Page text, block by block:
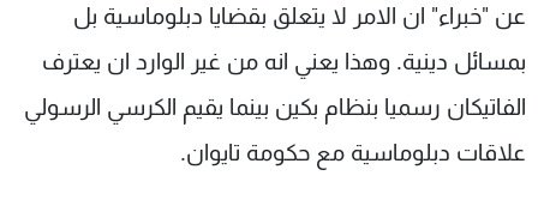
عن "خبراء" ان الامر لا يتعلق بقضايا دبلوماسية بل
بمسائل دينية. وهذا يعني انه من غير الوارد ان يعترف
الفاتيكان رسميا بنظام بكين بينما يقيم الكرسي الرسولي
علاقات دبلوماسية مع حكومة تايوان.